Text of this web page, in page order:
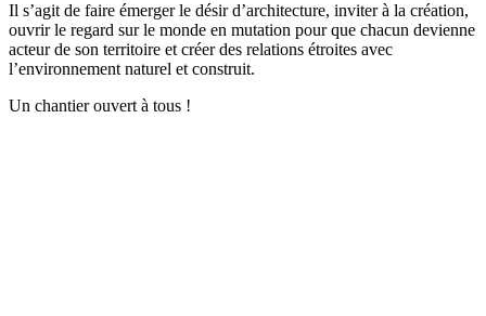
Il s’agit de faire émerger le désir d’architecture, inviter à la création,
ouvrir le regard sur le monde en mutation pour que chacun devienne
acteur de son territoire et créer des relations étroites avec
l’environnement naturel et construit.
Un chantier ouvert à tous !